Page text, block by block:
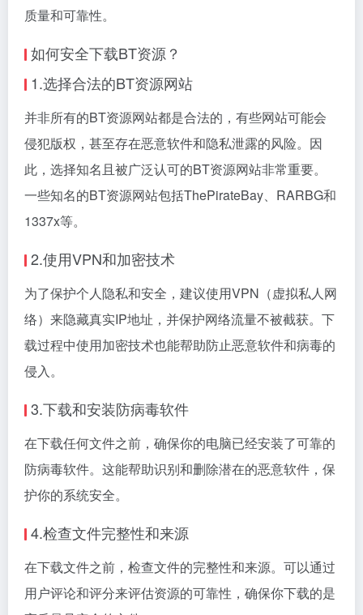
质量和可靠性。
如何安全下载BT资源？
1.选择合法的BT资源网站
并非所有的BT资源网站都是合法的，有些网站可能会
侵犯版权，甚至存在恶意软件和隐私泄露的风险。因
此，选择知名且被广泛认可的BT资源网站非常重要。
一些知名的BT资源网站包括ThePirateBay、RARBG和
1337x等。
2.使用VPN和加密技术
为了保护个人隐私和安全，建议使用VPN（虚拟私人网
络）来隐藏真实IP地址，并保护网络流量不被截获。下
载过程中使用加密技术也能帮助防止恶意软件和病毒的
侵入。
3.下载和安装防病毒软件
在下载任何文件之前，确保你的电脑已经安装了可靠的
防病毒软件。这能帮助识别和删除潜在的恶意软件，保
护你的系统安全。
4.检查文件完整性和来源
在下载文件之前，检查文件的完整性和来源。可以通过
用户评论和评分来评估资源的可靠性，确保你下载的是